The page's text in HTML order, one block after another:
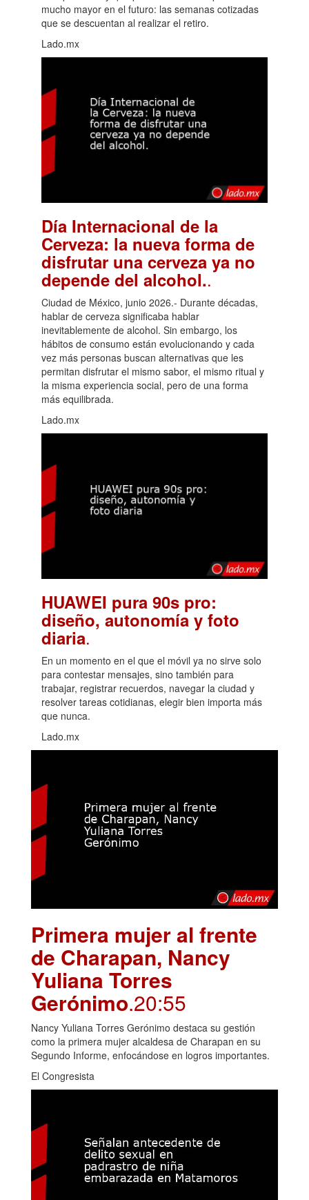
mucho mayor en el futuro: las semanas cotizadas
que se descuentan al realizar el retiro.
Lado.mx
Día Internacional de la
Cerveza: la nueva forma de
disfrutar una cerveza ya no
depende del alcohol..
Ciudad de México, junio 2026.- Durante décadas,
hablar de cerveza significaba hablar
inevitablemente de alcohol. Sin embargo, los
hábitos de consumo están evolucionando y cada
vez más personas buscan alternativas que les
permitan disfrutar el mismo sabor, el mismo ritual y
la misma experiencia social, pero de una forma
más equilibrada.
Lado.mx
HUAWEI pura 90s pro:
diseño, autonomía y foto
diaria.
En un momento en el que el móvil ya no sirve solo
para contestar mensajes, sino también para
trabajar, registrar recuerdos, navegar la ciudad y
resolver tareas cotidianas, elegir bien importa más
que nunca.
Lado.mx
Primera mujer al frente
de Charapan, Nancy
Yuliana Torres
Gerónimo.20:55
Nancy Yuliana Torres Gerónimo destaca su gestión
como la primera mujer alcaldesa de Charapan en su
Segundo Informe, enfocándose en logros importantes.
El Congresista